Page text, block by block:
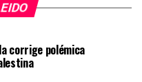
corrige polémica